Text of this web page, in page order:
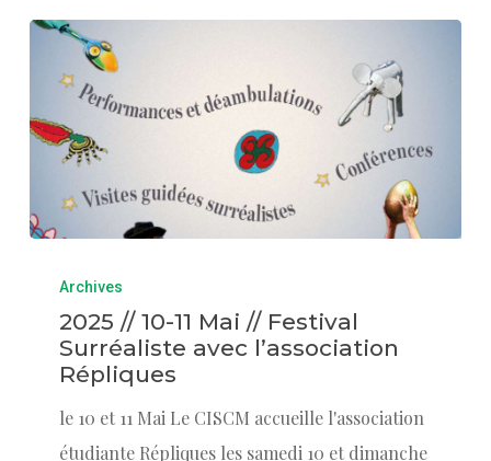
Archives
2025 // 10-11 Mai // Festival
Surréaliste avec l’association
Répliques
le 10 et 11 Mai Le CISCM accueille l'association
étudiante Répliques les samedi 10 et dimanche